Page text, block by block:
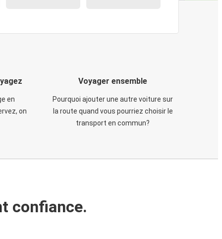
en
on
Voyager ensemble
Pourquoi ajouter une autre voiture sur
la route quand vous pourriez choisir le
transport en commun?
confiance.